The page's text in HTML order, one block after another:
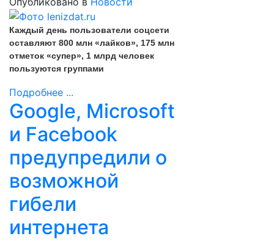
Каждый день пользователи соцсети
оставляют 800 млн «лайков», 175 млн
отметок «супер», 1 млрд человек
пользуются группами
Подробнее ...
Google, Microsoft
и Facebook
предупредили о
возможной
гибели
интернета